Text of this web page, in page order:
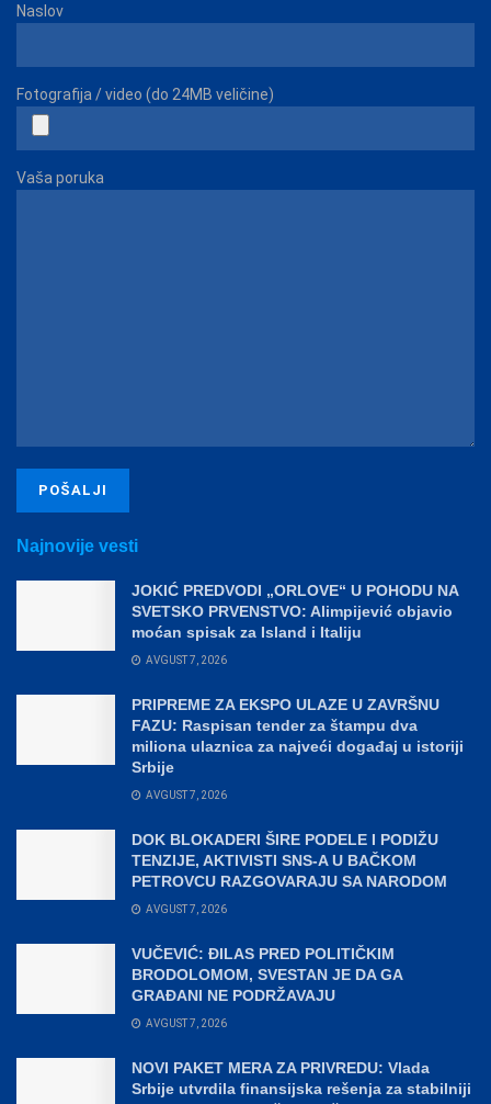
Naslov
Fotografija / video (do 24MB veličine)
Vaša poruka
Najnovije vesti
JOKIĆ PREDVODI „ORLOVE“ U POHODU NA
SVETSKO PRVENSTVO: Alimpijević objavio
moćan spisak za Island i Italiju
AVGUST 7, 2026
PRIPREME ZA EKSPO ULAZE U ZAVRŠNU
FAZU: Raspisan tender za štampu dva
miliona ulaznica za najveći događaj u istoriji
Srbije
AVGUST 7, 2026
DOK BLOKADERI ŠIRE PODELE I PODIŽU
TENZIJE, AKTIVISTI SNS-A U BAČKOM
PETROVCU RAZGOVARAJU SA NARODOM
AVGUST 7, 2026
VUČEVIĆ: ĐILAS PRED POLITIČKIM
BRODOLOMOM, SVESTAN JE DA GA
GRAĐANI NE PODRŽAVAJU
AVGUST 7, 2026
NOVI PAKET MERA ZA PRIVREDU: Vlada
Srbije utvrdila finansijska rešenja za stabilniji